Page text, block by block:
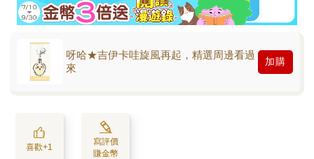
呀哈★吉伊卡哇旋風再起，精選周邊看過
來
加購
喜歡+1
寫評價
賺金幣